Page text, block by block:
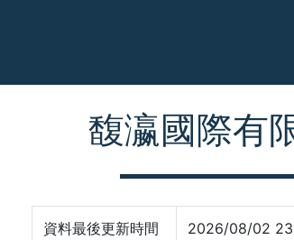
馥瀛國際有
資料最後更新時間 2026/08/02